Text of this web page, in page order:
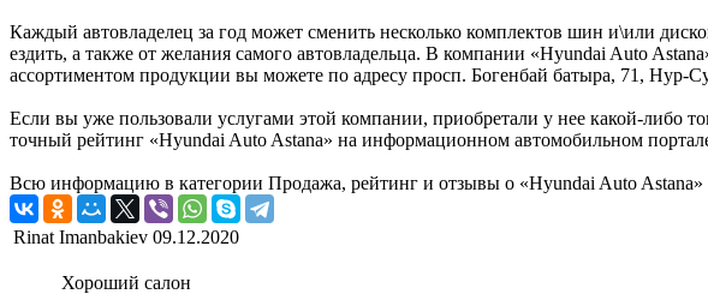
Каждый автовладелец за год может сменить несколько комплектов шин и\или
ездить, а также от желания самого автовладельца. В компании «Hyundai Auto
ассортиментом продукции вы можете по адресу просп. Богенбай батыра, 71, Нур-
Если вы уже пользовали услугами этой компании, приобретали у нее какой-либо
точный рейтинг «Hyundai Auto Astana» на информационном автомобильном
Всю информацию в категории Продажа, рейтинг и отзывы о «Hyundai Auto
Rinat Imanbakiev 09.12.2020
Хороший салон